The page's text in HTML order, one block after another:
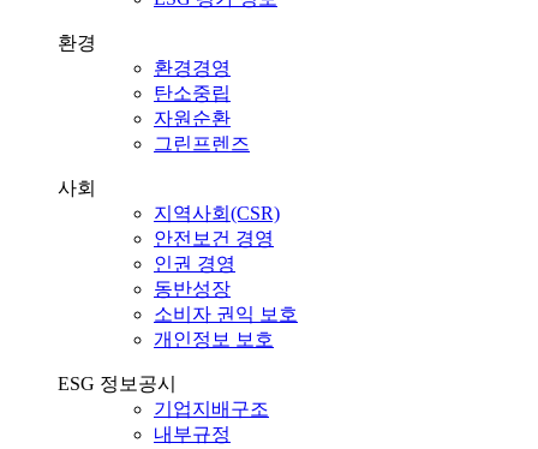
환경
환경경영
탄소중립
자원순환
그린프렌즈
사회
지역사회(CSR)
안전보건 경영
인권 경영
동반성장
소비자 권익 보호
개인정보 보호
ESG 정보공시
기업지배구조
내부규정